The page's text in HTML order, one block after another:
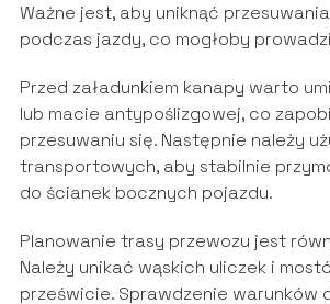
Ważne jest, aby uniknąć
podczas jazdy, co mogłoby
Przed załadunkiem kanapy warto
lub macie antypoślizgowej, co
przesuwaniu się. Następnie należy
transportowych, aby stabilnie
do ścianek bocznych pojazdu.
Planowanie trasy przewozu jest
Należy unikać wąskich uliczek i
prześwicie. Sprawdzenie warunków